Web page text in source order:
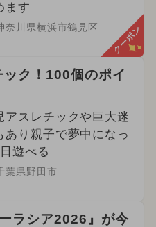
ます
奈川県横浜市鶴見区 クーポン
ック！100個のポイ
アスレチックや巨大迷
あり親子で夢中になっ
遊べる
葉県野田市
ラシア2026』が今